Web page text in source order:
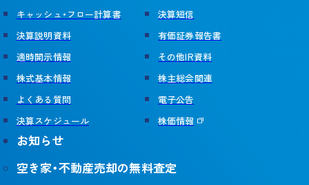
運営メディア
訳あり物件買取プロ
訳あり物件買取ナビ
不動産投資の森
空き家買取隊
キャッシュ・フロー計算書
決算短信
決算説明資料
有価証券報告書
適時開示情報
その他IR資料
株式基本情報
株主総会関連
よくある質問
電子公告
決算スケジュール
株価情報
お知らせ
空き家・不動産売却の無料査定